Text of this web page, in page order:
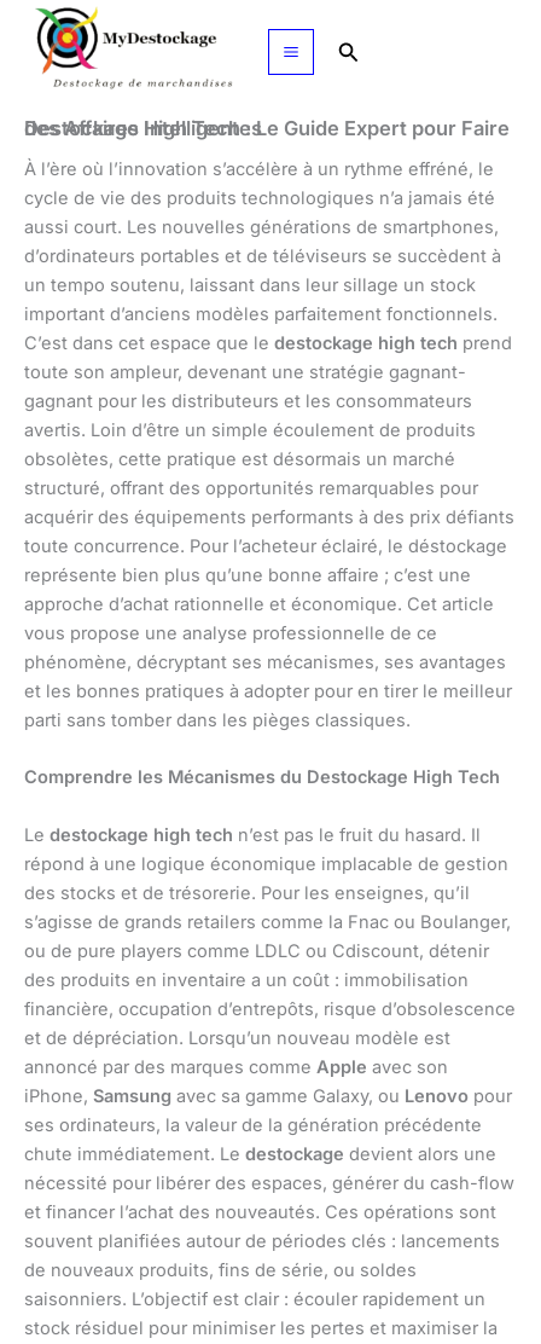
Aller
contenu
Rechercher
Destockage High Tech : Le Guide Expert pour Faire des Affaires Intelligentes
À l’ère où l’innovation s’accélère à un rythme effréné, le
cycle de vie des produits technologiques n’a jamais été
aussi court. Les nouvelles générations de smartphones,
d’ordinateurs portables et de téléviseurs se succèdent à
un tempo soutenu, laissant dans leur sillage un stock
important d’anciens modèles parfaitement fonctionnels.
C’est dans cet espace que le destockage high tech prend
toute son ampleur, devenant une stratégie gagnant-
gagnant pour les distributeurs et les consommateurs
avertis. Loin d’être un simple écoulement de produits
obsolètes, cette pratique est désormais un marché
structuré, offrant des opportunités remarquables pour
acquérir des équipements performants à des prix défiants
toute concurrence. Pour l’acheteur éclairé, le déstockage
représente bien plus qu’une bonne affaire ; c’est une
approche d’achat rationnelle et économique. Cet article
vous propose une analyse professionnelle de ce
phénomène, décryptant ses mécanismes, ses avantages
et les bonnes pratiques à adopter pour en tirer le meilleur
parti sans tomber dans les pièges classiques.
Comprendre les Mécanismes du Destockage High Tech
Le destockage high tech n’est pas le fruit du hasard. Il
répond à une logique économique implacable de gestion
des stocks et de trésorerie. Pour les enseignes, qu’il
s’agisse de grands retailers comme la Fnac ou Boulanger,
ou de pure players comme LDLC ou Cdiscount, détenir
des produits en inventaire a un coût : immobilisation
financière, occupation d’entrepôts, risque d’obsolescence
et de dépréciation. Lorsqu’un nouveau modèle est
annoncé par des marques comme Apple avec son
iPhone, Samsung avec sa gamme Galaxy, ou Lenovo pour
ses ordinateurs, la valeur de la génération précédente
chute immédiatement. Le destockage devient alors une
nécessité pour libérer des espaces, générer du cash-flow
et financer l’achat des nouveautés. Ces opérations sont
souvent planifiées autour de périodes clés : lancements
de nouveaux produits, fins de série, ou soldes
saisonniers. L’objectif est clair : écouler rapidement un
stock résiduel pour minimiser les pertes et maximiser la